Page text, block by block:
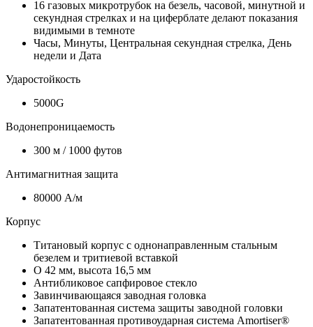
16 газовых микротрубок на безель, часовой, минутной и
секундная стрелках и на циферблате делают показания
видимыми в темноте
Часы, Минуты, Центральная секундная стрелка, День
недели и Дата
Ударостойкость
5000G
Водонепроницаемость
300 м / 1000 футов
Антимагнитная защита
80000 А/м
Корпус
Титановый корпус с однонаправленным стальным
безелем и тритиевой вставкой
O 42 мм, высота 16,5 мм
Антибликовое сапфировое стекло
Завинчивающаяся заводная головка
Запатентованная система защиты заводной головки
Запатентованная противоударная система Amortiser®